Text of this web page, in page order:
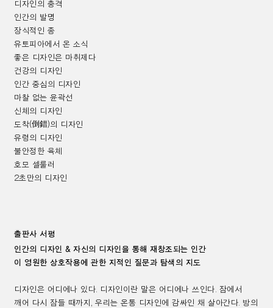
디자인의 충격
인간의 발명
장식적인 종
유토피아에서 온 소식
좋은 디자인은 마취제다
건강의 디자인
인간 중심의 디자인
마찰 없는 윤곽선
신체의 디자인
도착(倒錯)의 디자인
유령의 디자인
불안정한 육체
호모 셀룰러
2초만의 디자인
출판사 서평
인간의 디자인&자신의 디자인을 통해 재창조되는 인간
이 영원한 상호작용에 관한 지적인 질문과 탐색의 지도
디자인은 어디에나 있다 디자인이란 말은 어디에나 쓰인다
잠에서
깨어 다시 잠들 때까지
,우리는 온통 디자인에 감싸인 채 살아간다
방의